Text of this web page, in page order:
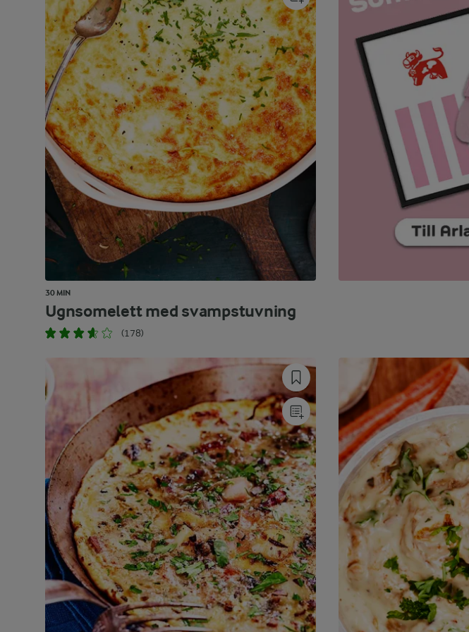
30 MIN
Ugnsomelett med svampstuvning
(178)